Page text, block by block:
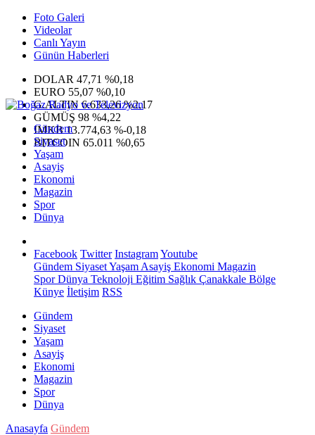
Foto Galeri
Videolar
Canlı Yayın
Günün Haberleri
DOLAR 47,71 %0,18
EURO 55,07 %0,10
G.ALTIN6.633,26 %2,17
GÜMÜŞ 98 %4,22
IMKB13.774,63 %-0,18
BITCOIN 65.011 %0,65
Gündem
Siyaset
Yaşam
Asayiş
Ekonomi
Magazin
Spor
Dünya
Facebook Twitter InstagramYoutube
Gündem SiyasetYaşam Asayiş Ekonomi Magazin
SporDünya Teknoloji Eğitim Sağlık Çanakkale Bölge
Künye İletişim RSS
Gündem
Siyaset
Yaşam
Asayiş
Ekonomi
Magazin
Spor
Dünya
Anasayfa Gündem